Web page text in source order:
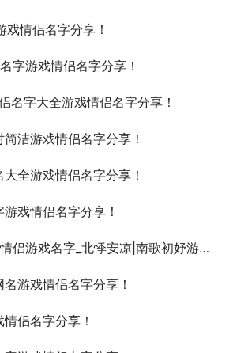
情侣名字分享！
字游戏情侣名字分享！
名字大全游戏情侣名字分享！
洁游戏情侣名字分享！
全游戏情侣名字分享！
戏情侣名字分享！
名字_北悸安凉|南歌初妤游戏情侣名字分享！
游戏情侣名字分享！
侣名字分享！